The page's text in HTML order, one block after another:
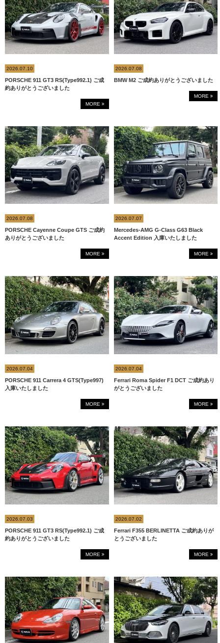
2026.07.10
PORSCHE 911 GT3 RS(Type992.1) ご成
約ありがとうございました
MORE
2026.07.08
BMW M2 ご成約ありがとうございました
MORE
2026.07.08
PORSCHE Cayenne Coupe GTS ご成約
ありがとうございました
MORE
2026.07.07
Mercedes-AMG G-Class G63 Black
Accent Edition 入庫いたしました
MORE
2026.07.04
PORSCHE 911 Carrera 4 GTS(Type997)
入庫いたしました
MORE
2026.07.04
Ferrari Roma Spider F1 DCT ご成約あり
がとうございました
MORE
2026.07.03
PORSCHE 911 GT3 RS(Type992.1) ご成
約ありがとうございました
MORE
2026.07.02
Ferrari F355 BERLINETTA ご成約ありが
とうございました
MORE